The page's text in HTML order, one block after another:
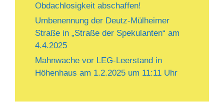
Obdachlosigkeit abschaffen!
Umbenennung der Deutz-Mülheimer
Straße in „Straße der Spekulanten“ am
4.4.2025
Mahnwache vor LEG-Leerstand in
Höhenhaus am 1.2.2025 um 11:11 Uhr